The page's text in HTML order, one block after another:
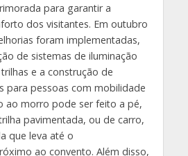
para garantir a
dos visitantes. Em outubro
foram implementadas,
de sistemas de iluminação
e a construção de
para pessoas com mobilidade
ao morro pode ser feito a pé,
pavimentada, ou de carro,
que leva até o
ao convento. Além disso,